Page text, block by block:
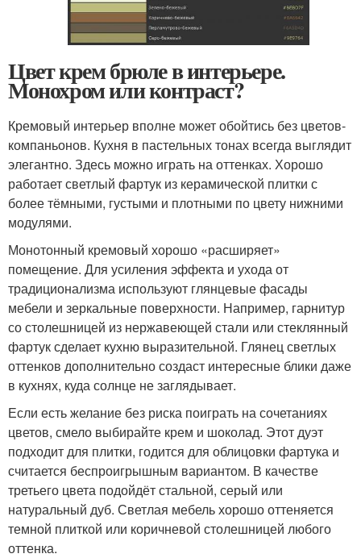
Цвет крем брюле в интерьере.
Монохром или контраст?
Кремовый интерьер вполне может обойтись без цветов-
компаньонов. Кухня в пастельных тонах всегда выглядит
элегантно. Здесь можно играть на оттенках. Хорошо
работает светлый фартук из керамической плитки с
более тёмными, густыми и плотными по цвету нижними
модулями.
Монотонный кремовый хорошо «расширяет»
помещение. Для усиления эффекта и ухода от
традиционализма используют глянцевые фасады
мебели и зеркальные поверхности. Например, гарнитур
со столешницей из нержавеющей стали или стеклянный
фартук сделает кухню выразительной. Глянец светлых
оттенков дополнительно создаст интересные блики даже
в кухнях, куда солнце не заглядывает.
Если есть желание без риска поиграть на сочетаниях
цветов, смело выбирайте крем и шоколад. Этот дуэт
подходит для плитки, годится для облицовки фартука и
считается беспроигрышным вариантом. В качестве
третьего цвета подойдёт стальной, серый или
натуральный дуб. Светлая мебель хорошо оттеняется
темной плиткой или коричневой столешницей любого
оттенка.